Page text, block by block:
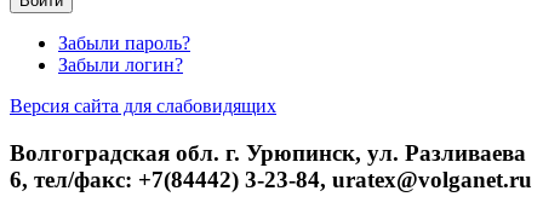
Забыли пароль?
Забыли логин?
Версия сайта для слабовидящих
Волгоградская обл. г. Урюпинск, ул. Разливаева
6, тел/факс: +7(84442) 3-23-84, uratex@volganet.ru